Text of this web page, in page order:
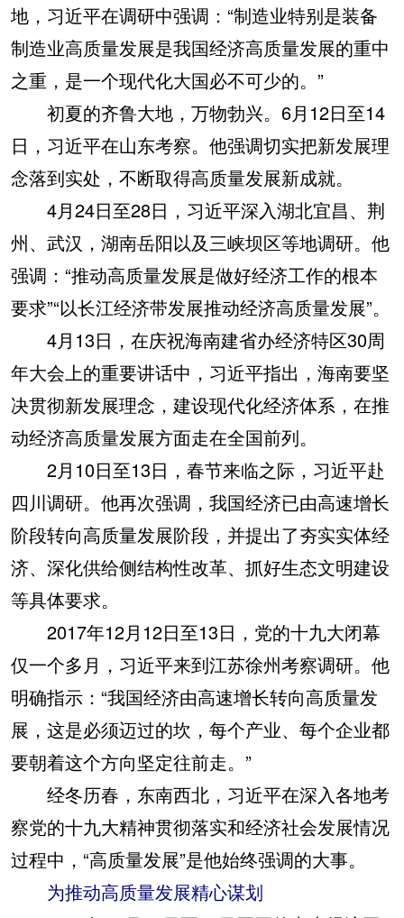
地，习近平在调研中强调：“制造业特别是装备
制造业高质量发展是我国经济高质量发展的重中
之重，是一个现代化大国必不可少的。”
初夏的齐鲁大地，万物勃兴。6月12日至14
日，习近平在山东考察。他强调切实把新发展理
念落到实处，不断取得高质量发展新成就。
4月24日至28日，习近平深入湖北宜昌、荆
州、武汉，湖南岳阳以及三峡坝区等地调研。他
强调：“推动高质量发展是做好经济工作的根本
要求”“以长江经济带发展推动经济高质量发展”。
4月13日，在庆祝海南建省办经济特区30周
年大会上的重要讲话中，习近平指出，海南要坚
决贯彻新发展理念，建设现代化经济体系，在推
动经济高质量发展方面走在全国前列。
2月10日至13日，春节来临之际，习近平赴
四川调研。他再次强调，我国经济已由高速增长
阶段转向高质量发展阶段，并提出了夯实实体经
济、深化供给侧结构性改革、抓好生态文明建设
等具体要求。
2017年12月12日至13日，党的十九大闭幕
仅一个多月，习近平来到江苏徐州考察调研。他
明确指示：“我国经济由高速增长转向高质量发
展，这是必须迈过的坎，每个产业、每个企业都
要朝着这个方向坚定往前走。”
经冬历春，东南西北，习近平在深入各地考
察党的十九大精神贯彻落实和经济社会发展情况
过程中，“高质量发展”是他始终强调的大事。
为推动高质量发展精心谋划